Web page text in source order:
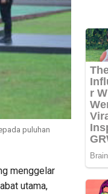
puluhan
menggelar
utama,